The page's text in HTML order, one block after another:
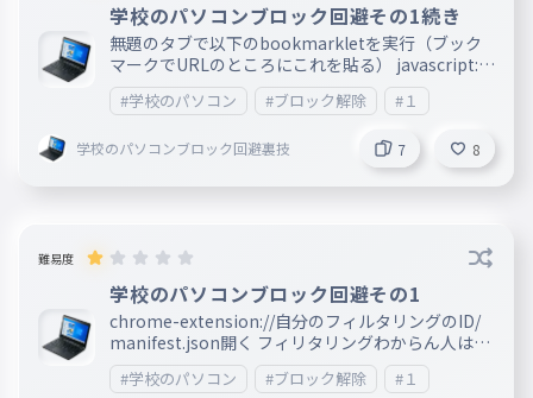
学校のパソコンブロック回避その1続き
無題のタブで以下のbookmarkletを実行（ブック
マークでURLのところにこれを貼る） javascript:(a
sync () => await opener.chrome.developerPrivat
e.getExtensionInfo(new URLSearchParams(new
n(info => opener.chrome.developerPrivate.upda
teExtensionConfiguration({extensionId: info.id,
fileAccess: !info.fileAccess.isActive})))() 拡張機能
or
#学校のパソコン #ブロック解除 #１
学校のパソコンブロック回避裏技 7 8
難易度
学校のパソコンブロック回避その1
chrome-extension://自分のフィルタリングのID/
manifest.json開く フィリタリングわからん人は→
https://blogbooks.net/wp-content/uploads/202
2/10/extensionID-2.html そのタブでchrome://ha
#学校のパソコン #ブロック解除 #１